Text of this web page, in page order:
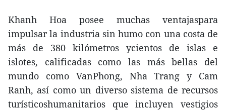
Khanh Hoa posee muchas ventajaspara
impulsar la industria sin humo con una costa de
más de 380 kilómetros ycientos de islas e
islotes, calificadas como las más bellas del
mundo como VanPhong, Nha Trang y Cam
Ranh, así como un diverso sistema de recursos
turísticoshumanitarios que incluyen vestigios